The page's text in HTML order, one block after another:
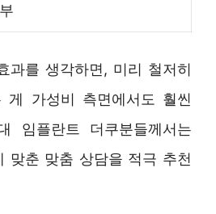
과를 생각하면, 미리 철저히
게 가성비 측면에서도 훨씬
임플란트 더쿠분들께서는
맞춘 맞춤 상담을 적극 추천